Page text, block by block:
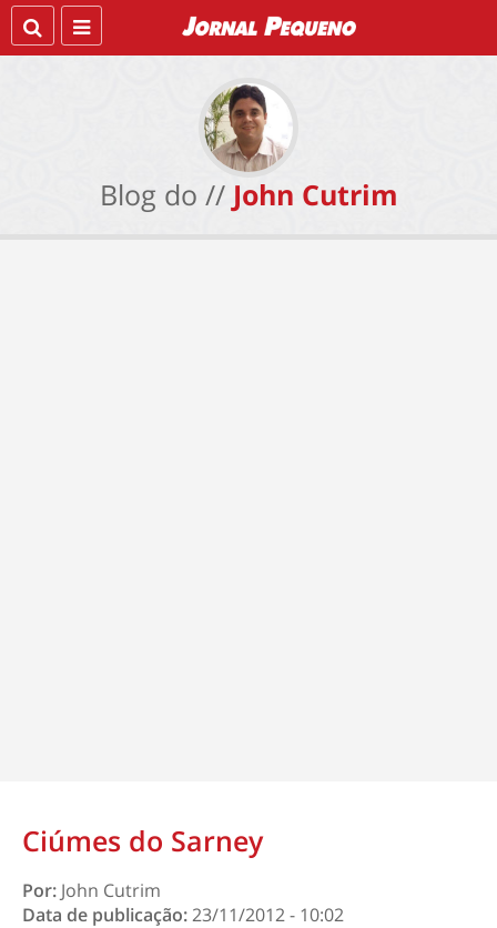
Blog do // John Cutrim
Ciúmes do Sarney
Por: John Cutrim
Data de publicação:23/11/2012 - 10:02